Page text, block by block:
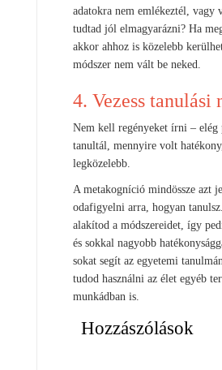
adatokra nem emlékeztél, vagy
tudtad jól elmagyarázni? Ha
akkor ahhoz is közelebb
módszer nem vált be neked.
4. Vezess tanulási
Nem kell regényeket írni –
tanultál, mennyire volt
legközelebb.
A metakogníció mindössze azt
odafigyelni arra, hogyan
alakítod a módszereidet, így
és sokkal nagyobb
sokat segít az egyetemi
tudod használni az élet egyéb
munkádban is.
Hozzászólások